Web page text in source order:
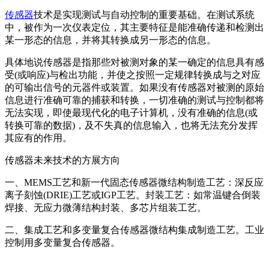
传感器技术是实现测试与自动控制的重要基础。在测试系统
中，被作为一次仪表定位，其主要特征是能准确传递和检测出
某一形态的信息，并将其转换成另一形态的信息。
具体地说传感器是指那些对被测对象的某一确定的信息具有感
受(或响应)与检出功能，并使之按照一定规律转换成与之对应
的可输出信号的元器件或装置。如果没有传感器对被测的原始
信息进行准确可靠的捕获和转换，一切准确的测试与控制都将
无法实现，即使最现代化的电子计算机，没有准确的信息(或
转换可靠的数据)，及不失真的信息输入，也将无法充分发挥
其应有的作用。
传感器未来技术的方展方向
一、MEMS工艺和新一代固态传感器微结构制造工艺：深反应
离子刻蚀(DRIE)工艺或IGP工艺。封装工艺：如常温键合倒装
焊接、无应力微薄结构封装、多芯片组装工艺。
二、集成工艺和多变量复合传感器微结构集成制造工艺。工业
控制用多变量复合传感器。